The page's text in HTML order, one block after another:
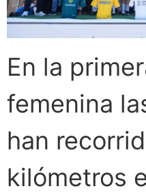
En la
femenina
han
kilómetros